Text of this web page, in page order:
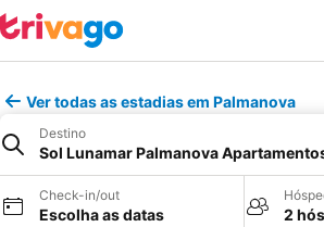
Ver todas as estadias em Palmanova
Destino
Sol Lunamar Palmanova
Check-in/out
Escolha as datas 2